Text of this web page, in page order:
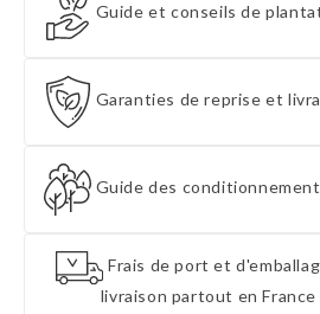
Guide et conseils de
Garanties de reprise et
Guide des
Frais de port et
livraison partout en France